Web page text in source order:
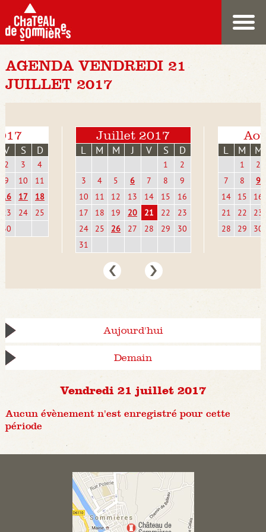
AGENDA VENDREDI 21
JUILLET 2017
V S D
2 3
4
9
10
11
16
17
18
23
24
25
30
Juillet 2017
L M M J V S D
1
2
3
4 5 6 7 8
9
10
11 12 13 14 15
16
17
18 19 20 21 22
23
24
25 26 27 28 29
30
31
L M M
1
2
7
8
9
14
15
16
21
22
23
28
29 30
Aujourd'hui
Demain
Vendredi 21 juillet 2017
Aucun évènement n'est enregistré pour cette
période